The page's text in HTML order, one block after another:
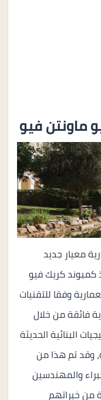
ماونتن فيو
معيار جديد
كمبوند كريك فيو
وفقا للتقنيات
فائقة من خلال
البنائية الحديثة
وقد تم هذا من
والمهندسين
من خبراتهم